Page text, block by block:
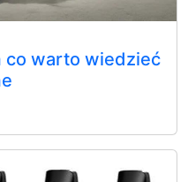
co warto wiedzieć